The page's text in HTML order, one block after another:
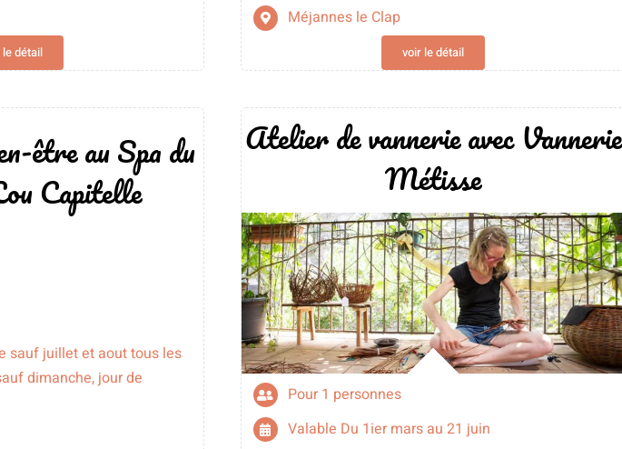
détail
Méjannes le Clap
voir le détail
être au Spa du
Capitelle
sauf juillet et aout tous les
dimanche, jour de
Atelier de vannerie avec Vannerie
Métisse
Pour 1 personnes
Valable Du 1ier mars au 21 juin